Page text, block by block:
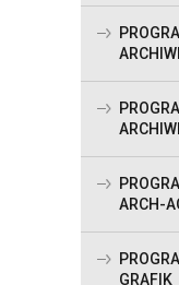
ARCH-
GRAFIK